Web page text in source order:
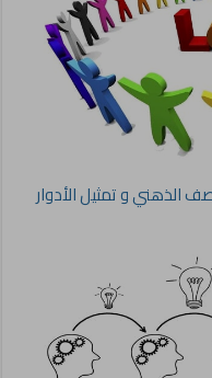
الذهني و تمثيل الأدوار